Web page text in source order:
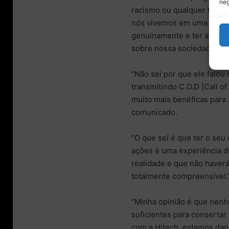
racismo ou qualquer tipo
nós vivemos em uma
genuinamente e ter a
sobre nossa sociedade?”
“Não sei por que ele
transmitindo C.O.D [Call
muito mais benéficas
comunicado.
“O que sei é que ter o
ações é uma experiência
realidade e que não
totalmente
“Minha opinião é que
suficientes para